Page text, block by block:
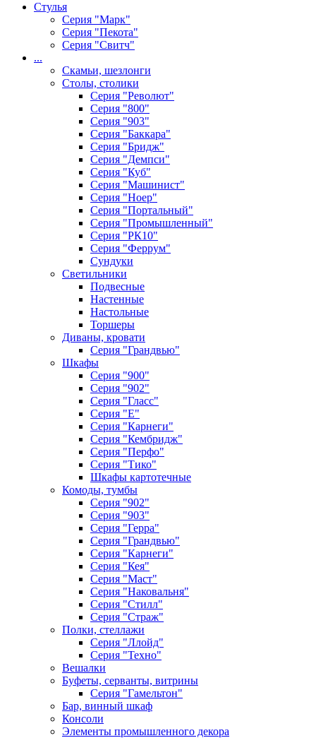
Стулья
Серия "Марк"
Серия "Пекота"
Серия "Свитч"
...
Скамьи, шезлонги
Столы, столики
Серия "Револют"
Серия "800"
Серия "903"
Серия "Баккара"
Серия "Бридж"
Серия "Демпси"
Серия "Куб"
Серия "Машинист"
Серия "Ноер"
Серия "Портальный"
Серия "Промышленный"
Серия "РК10"
Серия "Феррум"
Сундуки
Светильники
Подвесные
Настенные
Настольные
Торшеры
Диваны, кровати
Серия "Грандвью"
Шкафы
Серия "900"
Серия "902"
Серия "Гласс"
Серия "Е"
Серия "Карнеги"
Серия "Кембридж"
Серия "Перфо"
Серия "Тико"
Шкафы картотечные
Комоды, тумбы
Серия "902"
Серия "903"
Серия "Герра"
Серия "Грандвью"
Серия "Карнеги"
Серия "Кея"
Серия "Маст"
Серия "Наковальня"
Серия "Стилл"
Серия "Страж"
Полки, стеллажи
Серия "Ллойд"
Серия "Техно"
Вешалки
Буфеты, серванты, витрины
Серия "Гамельтон"
Бар, винный шкаф
Консоли
Элементы промышленного декора